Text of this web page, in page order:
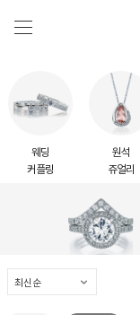
웨딩
커플링
원석
쥬얼리